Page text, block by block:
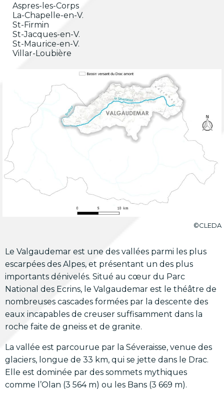
Aspres-les-Corps
La-Chapelle-en-V.
St-Firmin
St-Jacques-en-V.
St-Maurice-en-V.
Villar-Loubière
©CLEDA
Le Valgaudemar est une des vallées parmi les plus
escarpées des Alpes, et présentant un des plus
importants dénivelés. Situé au cœur du Parc
National des Ecrins, le Valgaudemar est le théâtre de
nombreuses cascades formées par la descente des
eaux incapables de creuser suffisamment dans la
roche faite de gneiss et de granite.
La vallée est parcourue par la Séveraisse, venue des
glaciers, longue de 33 km, qui se jette dans le Drac.
Elle est dominée par des sommets mythiques
comme l’Olan (3 564 m) ou les Bans (3 669 m).